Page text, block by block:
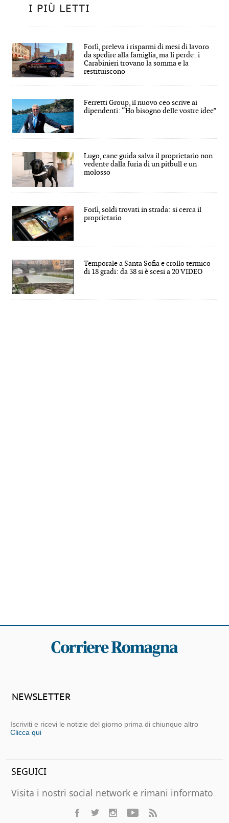
I PIÙ LETTI
Forlì, preleva i risparmi di mesi di lavoro
da spedire alla famiglia, ma li perde: i
Carabinieri trovano la somma e la
restituiscono
Ferretti Group, il nuovo ceo scrive ai
dipendenti: “Ho bisogno delle vostre idee”
Lugo, cane guida salva il proprietario non
vedente dalla furia di un pitbull e un
molosso
Forlì, soldi trovati in strada: si cerca il
proprietario
Temporale a Santa Sofia e crollo termico
di 18 gradi: da 38 si è scesi a 20 VIDEO
NEWSLETTER
Iscriviti e ricevi le notizie del giorno prima di chiunque altro
Clicca qui
SEGUICI
Visita i nostri social network e rimani informato